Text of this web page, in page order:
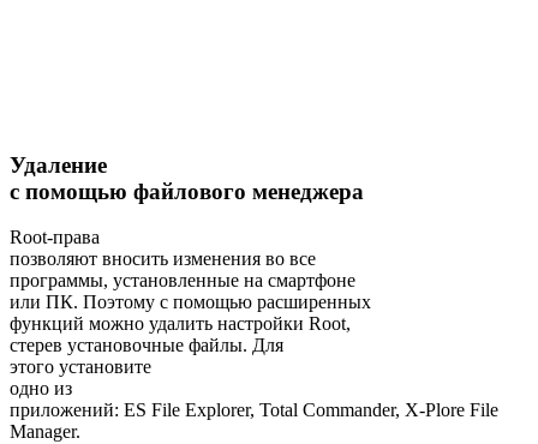
Удаление
с помощью файлового менеджера
Root-права
позволяют вносить изменения во все
программы, установленные на смартфоне
или ПК. Поэтому с помощью расширенных
функций можно удалить настройки Root,
стерев установочные файлы. Для
этого установите
одно из
приложений: ES File Explorer, Total Commander, X-Plore File
Manager.